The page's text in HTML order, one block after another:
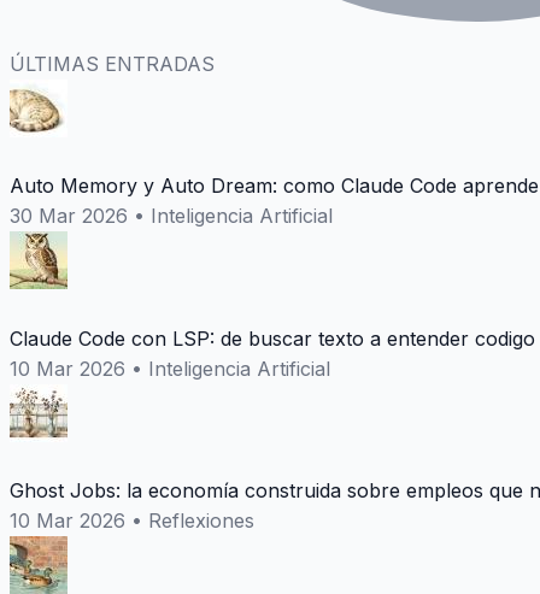
ÚLTIMAS ENTRADAS
Auto Memory y Auto Dream: como Claude Code
30 Mar 2026 • Inteligencia Artificial
Claude Code con LSP: de buscar texto a entender codigo
10 Mar 2026 • Inteligencia Artificial
Ghost Jobs: la economía construida sobre empleos que
10 Mar 2026 • Reflexiones